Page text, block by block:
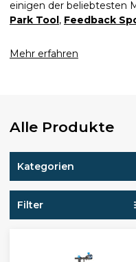
einigen der beliebtesten
Park Tool, Feedback
Mehr erfahren
Alle Produkte
Kategorien
Filter